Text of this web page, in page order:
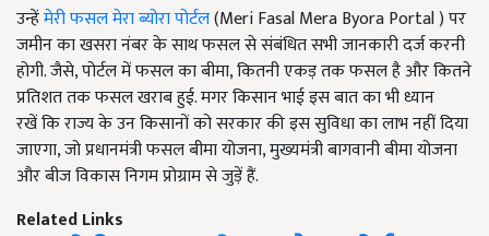
उन्हेंमेरी फसल मेरा ब्योरा पोर्टल(Meri Fasal Mera Byora Portal ) पर
जमीन का खसरा नंबर के साथ फसल से संबंधित सभी जानकारी दर्ज करनी
होगी. जैसे, पोर्टल में फसल का बीमा, कितनी एकड़ तक फसल है और कितने
प्रतिशत तक फसल खराब हुई. मगर किसान भाई इस बात का भी ध्यान
रखें कि राज्य के उन किसानों को सरकार की इस सुविधा का लाभ नहीं दिया
जाएगा, जो प्रधानमंत्री फसल बीमा योजना, मुख्यमंत्री बागवानी बीमा योजना
और बीज विकास निगम प्रोग्राम से जुड़ें हैं.
Related Links